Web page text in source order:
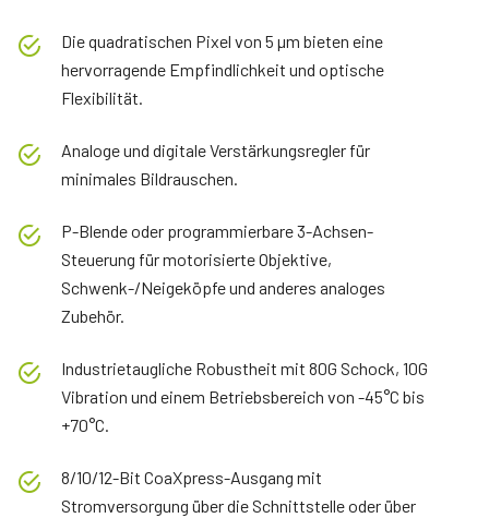
Die quadratischen Pixel von 5 µm bieten eine
hervorragende Empfindlichkeit und optische
Flexibilität.
Analoge und digitale Verstärkungsregler für
minimales Bildrauschen.
P-Blende oder programmierbare 3-Achsen-
Steuerung für motorisierte Objektive,
Schwenk-/Neigeköpfe und anderes analoges
Zubehör.
Industrietaugliche Robustheit mit 80G Schock, 10G
Vibration und einem Betriebsbereich von -45°C bis
+70°C.
8/10/12-Bit CoaXpress-Ausgang mit
Stromversorgung über die Schnittstelle oder über